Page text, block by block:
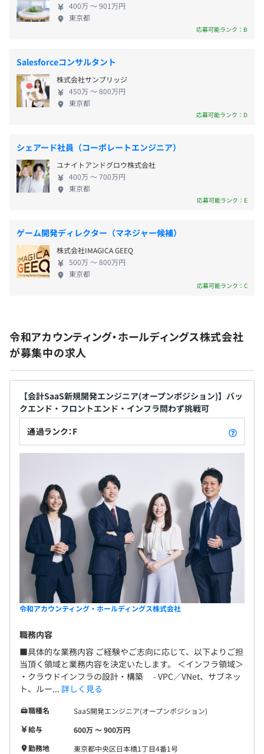
月額制の場合：賞与年3回（3月・6月・12月）
※年俸制（専門型裁量労働制）での提示の場合は、賞与と
年1回（4月）
健康保険、厚生年金、雇用保険、労災保険
4ヶ月
400万 〜 901万円
東京都
応募可能ランク：B
Salesforceコンサルタント
株式会社サンブリッジ
450万 〜 800万円
東京都
応募可能ランク：D
シェアード社員（コーポレートエンジニア）
ユナイトアンドグロウ株式会社
400万 〜 700万円
東京都
応募可能ランク：E
ゲーム開発ディレクター（マネジャー候補）
株式会社IMAGICA GEEQ
500万 〜 800万円
東京都
応募可能ランク：C
令和アカウンティング・ホールディングス株式会社
が募集中の求人
【会計SaaS新規開発エンジニア(オープンポジション)】バッ
クエンド・フロントエンド・インフラ問わず挑戦可
通過ランク：F
令和アカウンティング・ホールディングス株式会社
職務内容
■具体的な業務内容 ご経験やご志向に応じて、以下よりご担
当頂く領域と業務内容を決定いたします。 ＜インフラ領域＞
・クラウドインフラの設計・構築 - VPC／VNet、サブネッ
ト、ルー... 詳しく見る
職種名
SaaS開発エンジニア(オープンポジション)
給与
600万 〜 900万円
勤務地
東京都中央区日本橋1丁目4番1号